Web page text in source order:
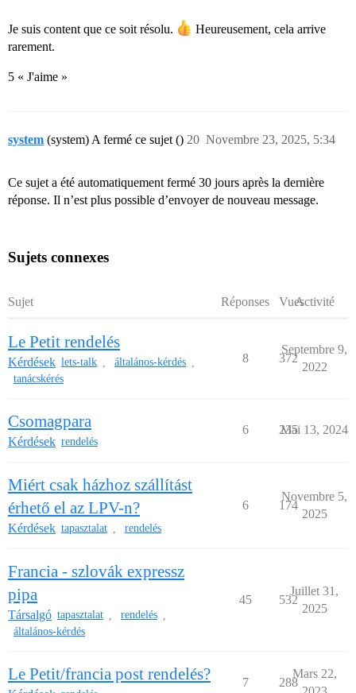
Je suis content que ce soit résolu.
Heureusement, cela arrive
rarement.
5 « J'aime »
system (system) A fermé ce sujet () Novembre 23, 2025, 5:34
20
Ce sujet a été automatiquement fermé 30 jours après la dernière
réponse. Il n’est plus possible d’envoyer de nouveau message.
Sujets connexes
Sujet Réponses VuesActivité
Le Petit rendelés
Kérdések lets-talk általános-kérdés
tanácskérés
8 372
Septembre 9,
2022
Csomagpara
Kérdések rendelés
6 235
Mai 13, 2024
Miért csak házhoz szállítást
érhető el az LPV-n?
Kérdések tapasztalat rendelés
6 174
Novembre 5,
2025
Francia - szlovák expressz
pipa
Társalgó tapasztalat rendelés
általános-kérdés
45 532
Juillet 31,
2025
Le Petit/francia post rendelés? 7 288
Mars 22,